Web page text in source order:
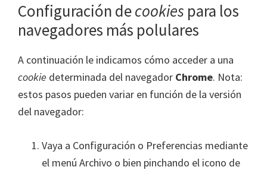
Configuración decookies para los
navegadores más polulares
A continuación le indicamos cómo acceder a una
cookie determinada del navegador Chrome. Nota:
estos pasos pueden variar en función de la versión
del navegador:
Vaya a Configuración o Preferencias mediante
el menú Archivo o bien pinchando el icono de